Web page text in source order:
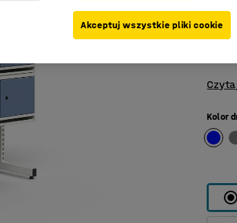
Kolor
Akceptuj wszystkie pliki cookie